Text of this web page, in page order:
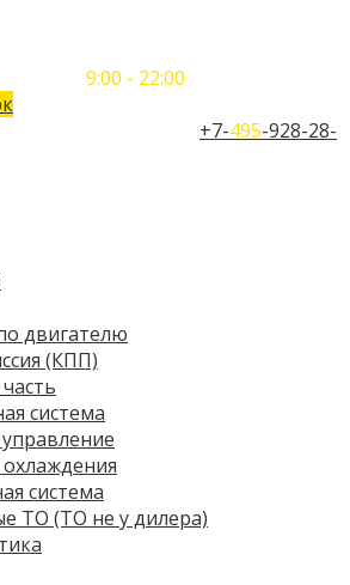
9:00 - 22:00
+7-495-928-28-
двигателю
(КПП)
система
система
ТО (ТО не у дилера)